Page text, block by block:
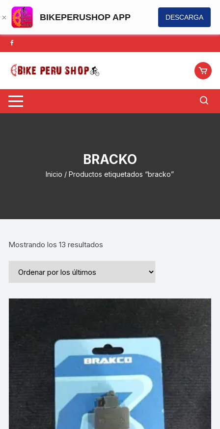
BIKEPERUSHOP APP DESCARGA
Saltar
al
contenido
BRACKO
Inicio / Productos etiquetados “bracko”
Mostrando los 13 resultados